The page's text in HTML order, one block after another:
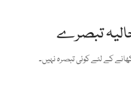
تبصرے
کے لئے کوئی تبصرہ نہیں۔